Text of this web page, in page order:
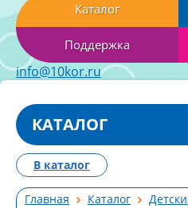
Каталог
Поддержка
info@10kor.ru
КАТАЛОГ
Главная Каталог
В каталог